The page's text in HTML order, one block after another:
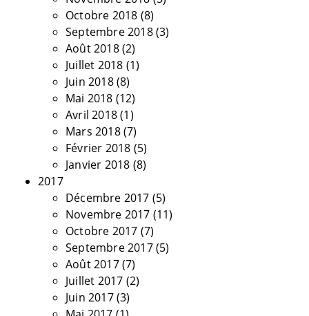
Octobre 2018 (8)
Septembre 2018(3)
Août 2018(2)
Juillet 2018 (1)
Juin 2018(8)
Mai 2018 (12)
Avril 2018(1)
Mars 2018(7)
Février 2018 (5)
Janvier 2018 (8)
2017
Décembre 2017 (5)
Novembre 2017 (11)
Octobre 2017 (7)
Septembre 2017(5)
Août 2017(7)
Juillet 2017 (2)
Juin 2017(3)